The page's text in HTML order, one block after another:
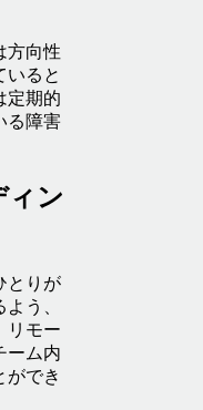
方向性
いると
定期的
る障害
ィン
とりが
う、
リモー
ーム内
ができ